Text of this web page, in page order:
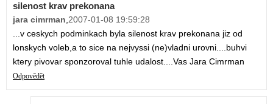
silenost krav prekonana
jara cimrman,2007-01-08 19:59:28
...v ceskych podminkach byla silenost krav prekonana jiz od
lonskych voleb,a to sice na nejvyssi (ne)vladni urovni....buhvi
ktery pivovar sponzoroval tuhle udalost....Vas Jara Cimrman
Odpovědět